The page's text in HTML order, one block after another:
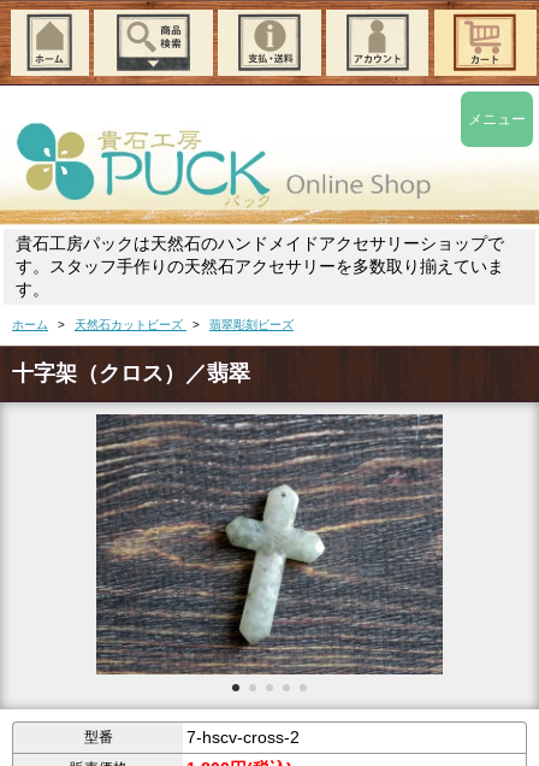
貴石工房パックは天然石のハンドメイドアクセサリーショップで
す。スタッフ手作りの天然石アクセサリーを多数取り揃えていま
す。
ホーム > 天然石カットビーズ > 翡翠彫刻ビーズ
十字架（クロス）／翡翠
型番 7-hscv-cross-2
メニュー